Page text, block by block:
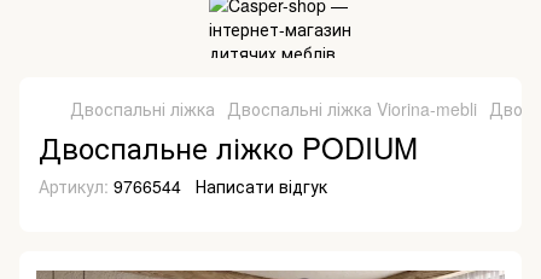
Двоспальні ліжка Двоспальні ліжка Viorina-mebli
Двоспальне ліжко PODIUM
Артикул: 9766544 Написати відгук